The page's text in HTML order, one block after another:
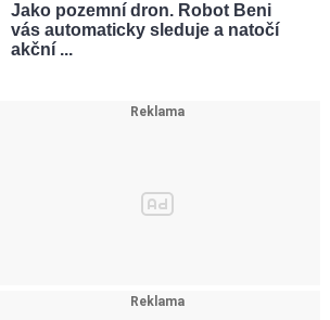
Jako pozemní dron. Robot Beni
vás automaticky sleduje a natočí
akční ...